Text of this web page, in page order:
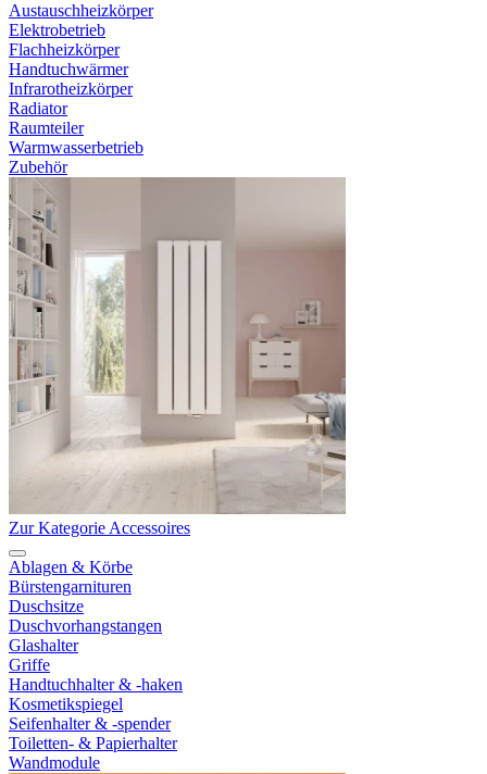
Austauschheizkörper
Elektrobetrieb
Flachheizkörper
Handtuchwärmer
Infrarotheizkörper
Radiator
Raumteiler
Warmwasserbetrieb
Zubehör
Zur Kategorie Accessoires
Ablagen & Körbe
Bürstengarnituren
Duschsitze
Duschvorhangstangen
Glashalter
Griffe
Handtuchhalter & -haken
Kosmetikspiegel
Seifenhalter & -spender
Toiletten- & Papierhalter
Wandmodule